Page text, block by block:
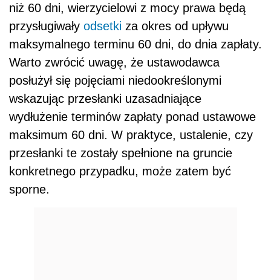
niż 60 dni, wierzycielowi z mocy prawa będą
przysługiwały odsetki za okres od upływu
maksymalnego terminu 60 dni, do dnia zapłaty.
Warto zwrócić uwagę, że ustawodawca
posłużył się pojęciami niedookreślonymi
wskazując przesłanki uzasadniające
wydłużenie terminów zapłaty ponad ustawowe
maksimum 60 dni. W praktyce, ustalenie, czy
przesłanki te zostały spełnione na gruncie
konkretnego przypadku, może zatem być
sporne.